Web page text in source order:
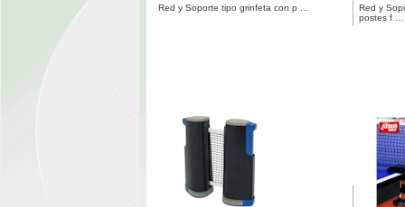
Red y Soporte tipo grinfeta con p ...
Red y
postes f ...